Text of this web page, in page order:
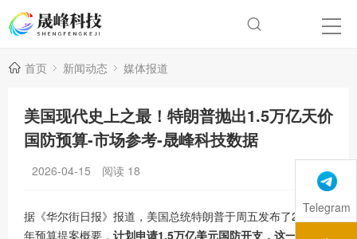
首页 新闻动态 媒体报道
美国现代史上之最！特朗普抛出1.5万亿天价
国防预算-市场参考-晟峰科技数据
2026-04-15 阅读 18
据《华尔街日报》报道，美国总统特朗普于周五发布了2027财
年预算提案概要， 计划申请1.5万亿美元国防开支，这一数额堪
Telegram